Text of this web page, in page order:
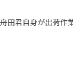
田君自身が出荷作